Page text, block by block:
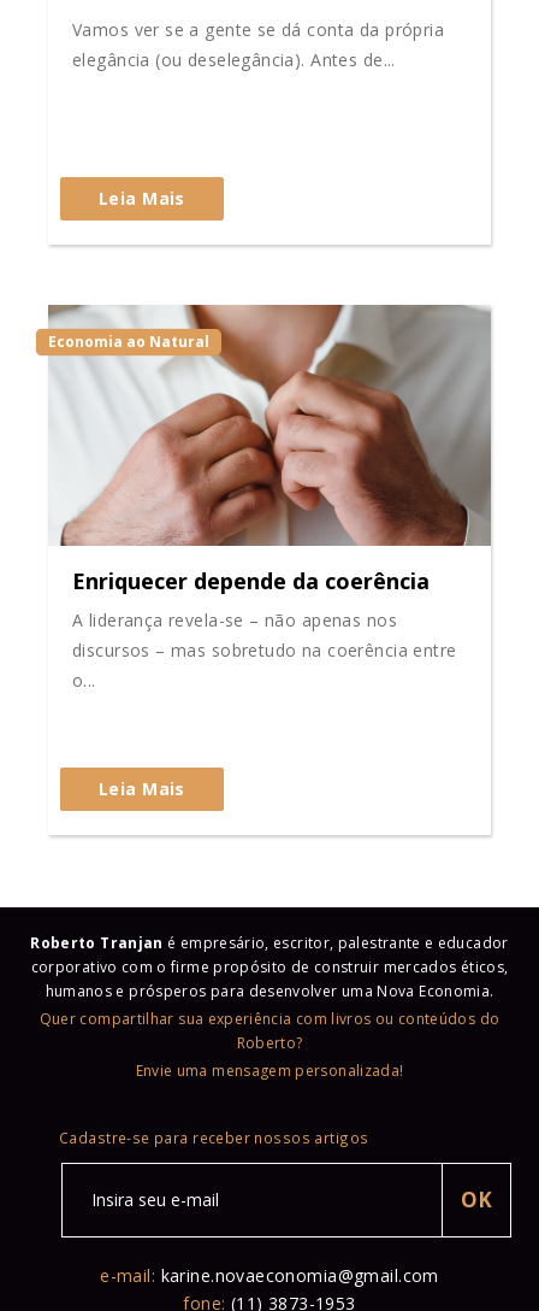
Vamos ver se a gente se dá conta da própria
elegância (ou deselegância). Antes de...
Leia Mais
Economia ao Natural
Enriquecer depende da coerência
A liderança revela-se – não apenas nos
discursos – mas sobretudo na coerência entre
o...
Leia Mais
Roberto Tranjan é empresário, escritor, palestrante e educador
corporativo com o firme propósito de construir mercados éticos,
humanos e prósperos para desenvolver uma Nova Economia.
Quer compartilhar sua experiência com livros ou conteúdos do
Roberto?
Envie uma mensagem personalizada!
Cadastre-se para receber nossos artigos
e-mail: karine.novaeconomia@gmail.com
fone: (11) 3873-1953